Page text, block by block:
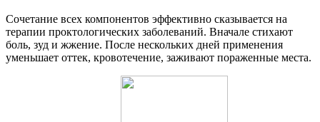
Сочетание всех компонентов эффективно сказывается на
терапии проктологических заболеваний. Вначале стихают
боль, зуд и жжение. После нескольких дней применения
уменьшает оттек, кровотечение, заживают пораженные места.